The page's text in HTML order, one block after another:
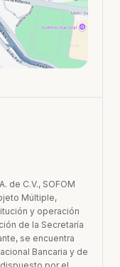
de C.V., SOFOM
Múltiple,
y operación
de la Secretaría
se encuentra
Bancaria y de